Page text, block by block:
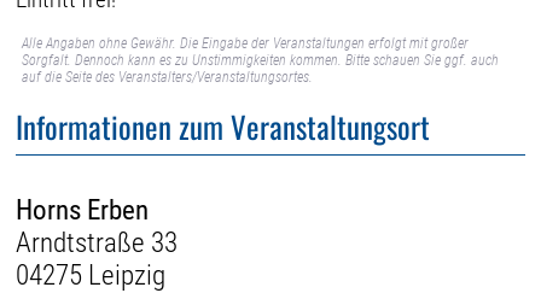
Alle Angaben ohne Gewähr. Die Eingabe der Veranstaltungen erfolgt mit großer
Sorgfalt. Dennoch kann es zu Unstimmigkeiten kommen. Bitte schauen Sie ggf. auch
auf die Seite des Veranstalters/Veranstaltungsortes.
Informationen zum Veranstaltungsort
Horns Erben
Arndtstraße 33
04275 Leipzig